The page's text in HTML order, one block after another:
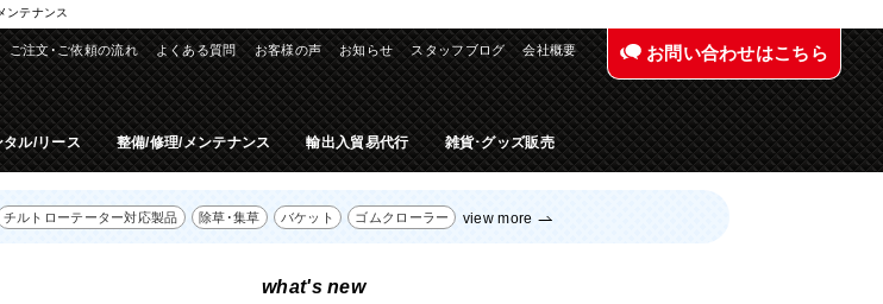
ンテナンス
お知らせ スタッフブログ 会社概要 お問い合わせはこちら
ご注文･ご依頼の流れ よくある質問 お客様の声
タル/リース 整備/修理/メンテナンス 輸出入貿易代行 雑貨･グッズ販売
チルトローテーター対応製品 除草･集草 バケット ゴムクローラー view more
what's new